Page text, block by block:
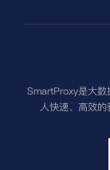
SmartProxy是大
人快速、高效的